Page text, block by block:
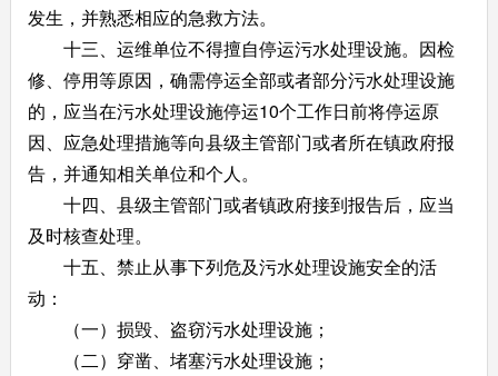
发生，并熟悉相应的急救方法。
十三、运维单位不得擅自停运污水处理设施。因检
修、停用等原因，确需停运全部或者部分污水处理设施
的，应当在污水处理设施停运10个工作日前将停运原
因、应急处理措施等向县级主管部门或者所在镇政府报
告，并通知相关单位和个人。
十四、县级主管部门或者镇政府接到报告后，应当
及时核查处理。
十五、禁止从事下列危及污水处理设施安全的活
动：
（一）损毁、盗窃污水处理设施；
（二）穿凿、堵塞污水处理设施；